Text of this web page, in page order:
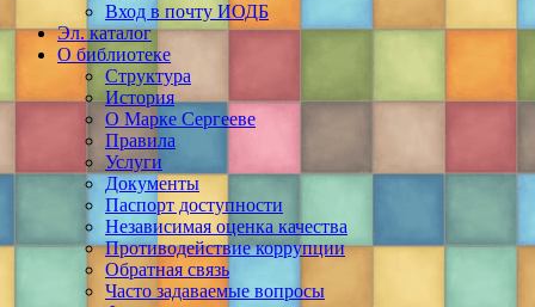
Вход в почту ИОДБ
Эл. каталог
О библиотеке
Структура
История
О Марке Сергееве
Правила
Услуги
Документы
Паспорт доступности
Независимая оценка качества
Противодействие коррупции
Обратная связь
Часто задаваемые вопросы